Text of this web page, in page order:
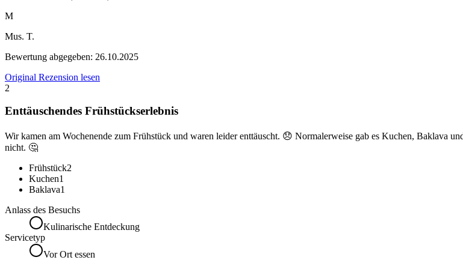
M
Mus. T.
Bewertung abgegeben: 26.10.2025
Original Rezension lesen
2
Enttäuschendes Frühstückserlebnis
Wir kamen am Wochenende zum Frühstück und waren leider enttäuscht. 😞 Normalerweise gab es Kuchen, Baklava
nicht. 🤔
Frühstück2
Kuchen1
Baklava1
Anlass des Besuchs
Kulinarische Entdeckung
Servicetyp
Vor Ort essen